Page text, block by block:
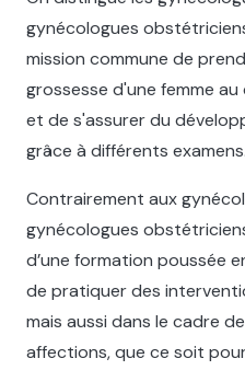
gynécologues
mission commune de
grossesse d'une femme
et de s'assurer du
grâce à différents examens.
Contrairement aux
gynécologues
d’une formation poussée
de pratiquer des
mais aussi dans le cadre
affections, que ce soit